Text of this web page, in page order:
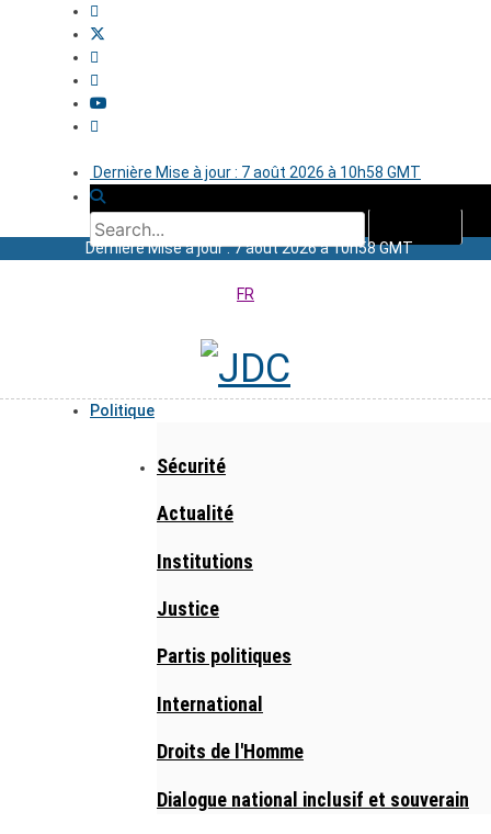
Dernière Mise à jour : 7 août 2026 à 10h58 GMT
Dernière Mise à jour : 7 août 2026 à 10h58 GMT
FR
Politique
Sécurité
Actualité
Institutions
Justice
Partis politiques
International
Droits de l'Homme
Dialogue national inclusif et souverain